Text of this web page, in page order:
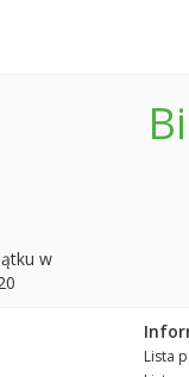
w
Lista